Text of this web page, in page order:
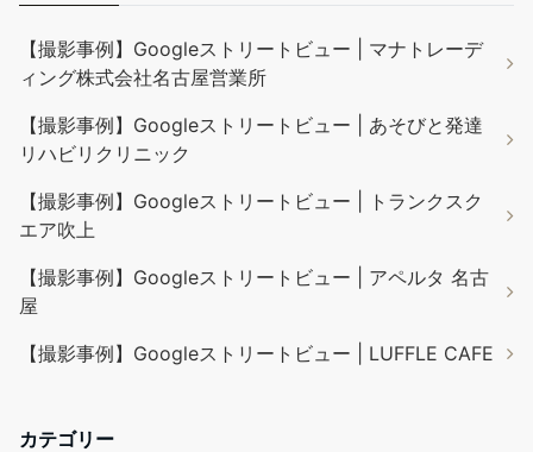
【撮影事例】Googleストリートビュー | マナトレーデ
ィング株式会社名古屋営業所
【撮影事例】Googleストリートビュー | あそびと発達
リハビリクリニック
【撮影事例】Googleストリートビュー | トランクスク
エア吹上
【撮影事例】Googleストリートビュー | アペルタ 名古
屋
【撮影事例】Googleストリートビュー | LUFFLE CAFE
カテゴリー